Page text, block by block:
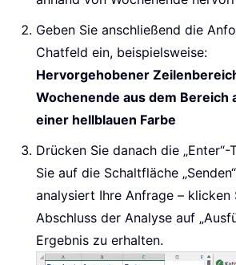
Geben Sie anschließend die
Chatfeld ein, beispielsweise:
Hervorgehobener
Wochenende aus dem Bereich
einer hellblauen Farbe
Drücken Sie danach die
Sie auf die Schaltfläche
analysiert Ihre Anfrage – klicken
Abschluss der Analyse auf
Ergebnis zu erhalten.